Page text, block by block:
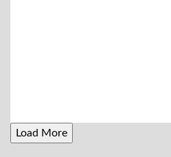
Load More